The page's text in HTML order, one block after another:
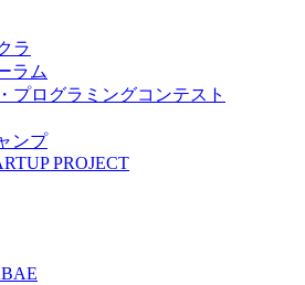
ラ
ラム
プログラミングコンテスト
ンプ
PROJECT